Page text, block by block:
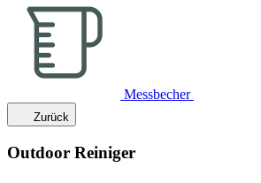
Messbecher
Zurück
Outdoor Reiniger